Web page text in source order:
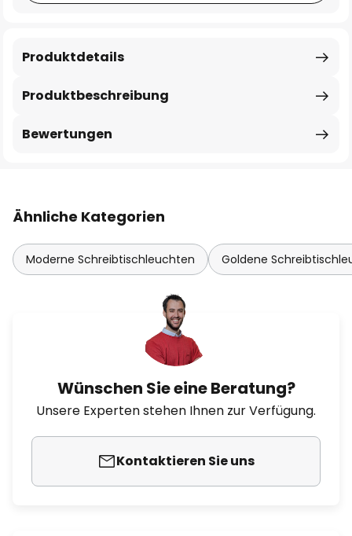
Produktbeschreibung
Produktdetails
Bewertungen
Ähnliche Kategorien
Moderne Schreibtischleuchten Goldene
Wünschen Sie eine Beratung?
Unsere Experten stehen Ihnen zur Verfügung.
Kontaktieren Sie uns